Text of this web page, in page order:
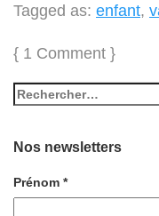
Tagged as: enfant,
{ 1 Comment }
Nos newsletters
Prénom *